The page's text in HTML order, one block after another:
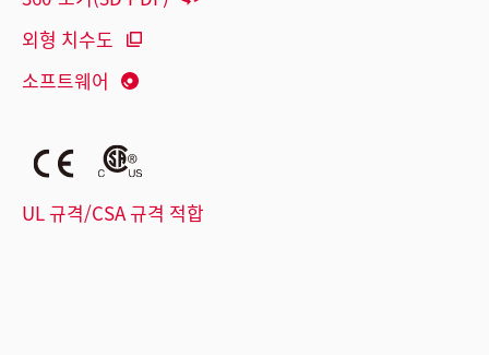
외형 치수도
소프트웨어
UL 규격/CSA 규격 적합